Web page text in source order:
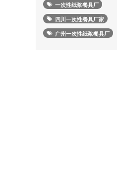
一次性纸浆餐具厂
四川一次性餐具厂家
广州一次性纸浆餐具厂